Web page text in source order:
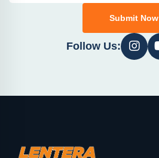
Submit Now
Follow Us: